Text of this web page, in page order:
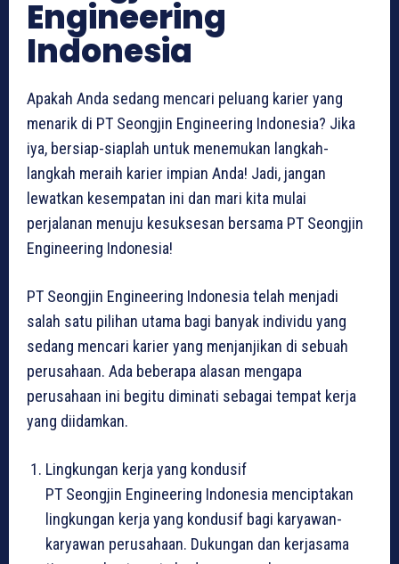
Engineering
Indonesia
Apakah Anda sedang mencari peluang karier yang
menarik di PT Seongjin Engineering Indonesia? Jika
iya, bersiap-siaplah untuk menemukan langkah-
langkah meraih karier impian Anda! Jadi, jangan
lewatkan kesempatan ini dan mari kita mulai
perjalanan menuju kesuksesan bersama PT Seongjin
Engineering Indonesia!
PT Seongjin Engineering Indonesia telah menjadi
salah satu pilihan utama bagi banyak individu yang
sedang mencari karier yang menjanjikan di sebuah
perusahaan. Ada beberapa alasan mengapa
perusahaan ini begitu diminati sebagai tempat kerja
yang diidamkan.
Lingkungan kerja yang kondusif
PT Seongjin Engineering Indonesia menciptakan
lingkungan kerja yang kondusif bagi karyawan-
karyawan perusahaan. Dukungan dan kerjasama